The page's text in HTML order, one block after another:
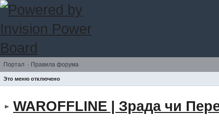
Портал · Правила форума
Это меню отключено
WAROFFLINE | Зрада чи